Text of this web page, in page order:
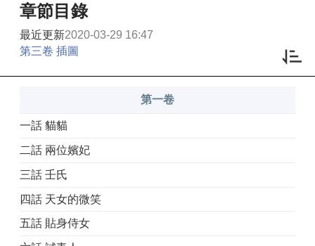
章節目錄
最近更新2020-03-29 16:47
第三卷 插圖
第一卷
一話 貓貓
二話 兩位嬪妃
三話 壬氏
四話 天女的微笑
五話 貼身侍女